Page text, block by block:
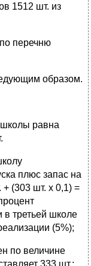
1512 шт. из
перечню
образом.
школы равна
плюс запас на
+ (303 шт. х 0,1) =
третьей школе
(5%);
по величине